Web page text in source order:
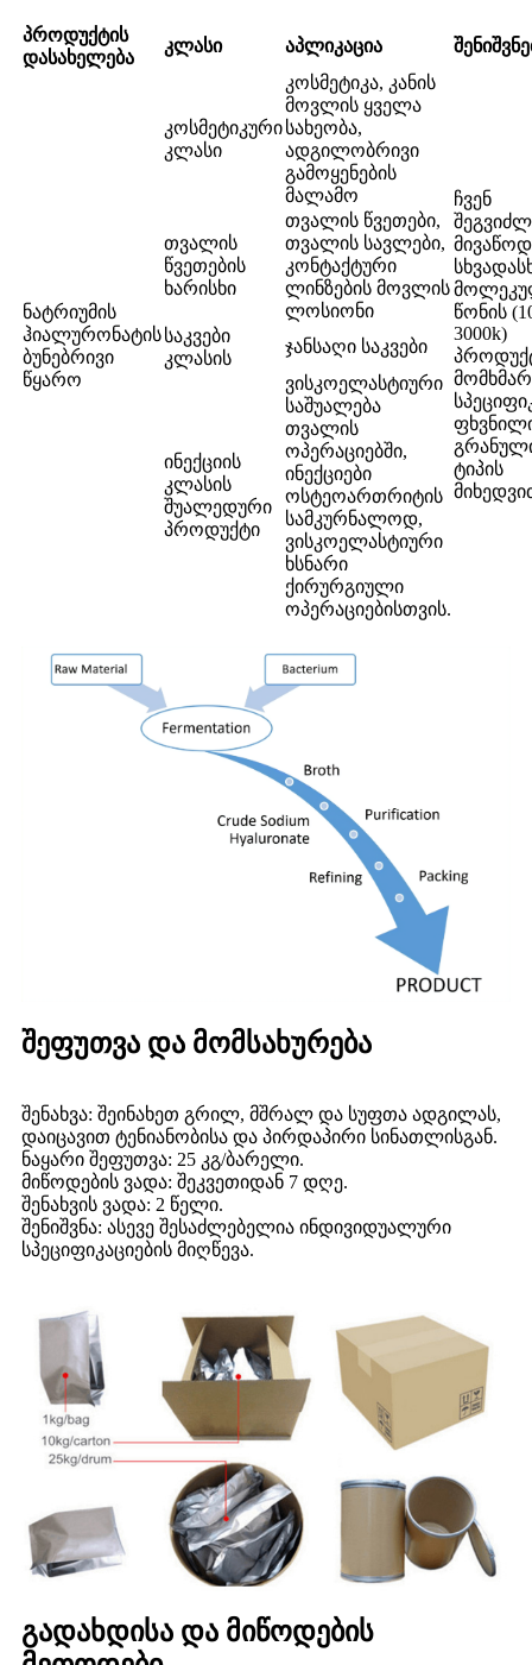
პროდუქტის
დასახელება
კლასი აპლიკაცია
ნატრიუმის
ჰიალურონატის
ბუნებრივი
წყარო
კოსმეტიკური
კლასი
კოსმეტიკა, კანის
მოვლის ყველა
სახეობა,
ადგილობრივი
გამოყენების
მალამო
ჩვენ
წონის
3000k)
ტიპის
თვალის
წვეთების
ხარისხი
თვალის წვეთები,
თვალის სავლები,
კონტაქტური
ლინზების მოვლის
ლოსიონი
საკვები
კლასის
ჯანსაღი საკვები
ინექციის
კლასის
შუალედური
პროდუქტი
ვისკოელასტიური
საშუალება
თვალის
ოპერაციებში,
ინექციები
ოსტეოართრიტის
სამკურნალოდ,
ვისკოელასტიური
ხსნარი
ქირურგიული
ოპერაციებისთვის.
შეფუთვა და მომსახურება
შენახვა: შეინახეთ გრილ, მშრალ და სუფთა ადგილას,
დაიცავით ტენიანობისა და პირდაპირი სინათლისგან.
ნაყარი შეფუთვა: 25 კგ/ბარელი.
მიწოდების ვადა: შეკვეთიდან 7 დღე.
შენახვის ვადა: 2 წელი.
შენიშვნა: ასევე შესაძლებელია ინდივიდუალური
სპეციფიკაციების მიღწევა.
გადახდისა და მიწოდების